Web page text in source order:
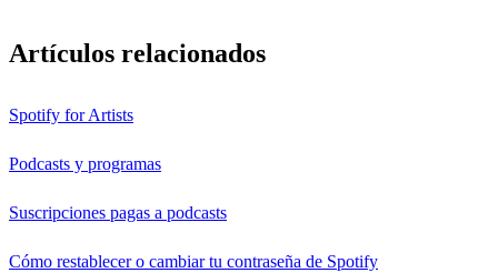
Artículos relacionados
Spotify for Artists
Podcasts y programas
Suscripciones pagas a podcasts
Cómo restablecer o cambiar tu contraseña de Spotify